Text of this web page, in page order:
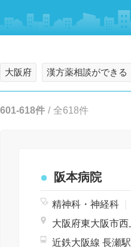
大阪府 漢方薬相談ができる
601-618件 / 全618件
阪本病院
精神科・神経科
大阪府東大阪市